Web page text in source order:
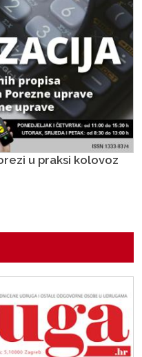
u praksi kolovoz